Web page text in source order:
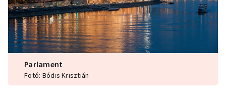
Parlament
Fotó: Bódis Krisztián